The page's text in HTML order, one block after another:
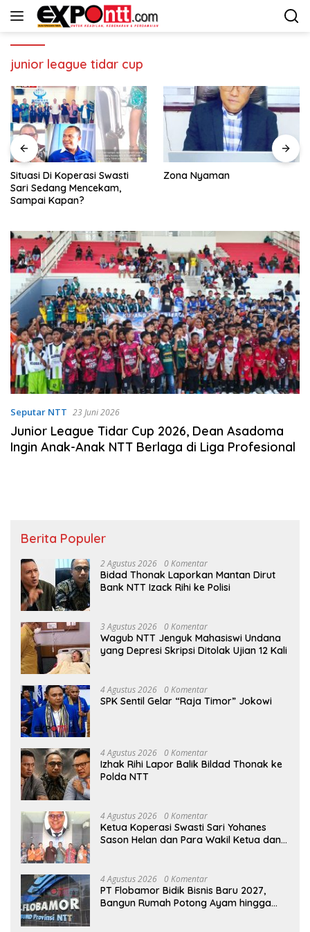
Langsung
junior league tidar cup
Situasi Di Koperasi Swasti
Sari Sedang Mencekam,
Sampai Kapan?
Zona Nyaman
Seputar NTT 23 Juni 2026
Junior League Tidar Cup 2026, Dean Asadoma
Ingin Anak-Anak NTT Berlaga di Liga Profesional
Berita Populer
2 Agustus 2026 0 Komentar
Bidad Thonak Laporkan Mantan Dirut
Bank NTT Izack Rihi ke Polisi
3 Agustus 2026 0 Komentar
Wagub NTT Jenguk Mahasiswi Undana
yang Depresi Skripsi Ditolak Ujian 12 Kali
4 Agustus 2026 0 Komentar
SPK Sentil Gelar “Raja Timor” Jokowi
4 Agustus 2026 0 Komentar
Izhak Rihi Lapor Balik Bildad Thonak ke
Polda NTT
4 Agustus 2026 0 Komentar
Ketua Koperasi Swasti Sari Yohanes
Sason Helan dan Para Wakil Ketua dan
Menyambut Sukacita
4 Agustus 2026 0 Komentar
PT Flobamor Bidik Bisnis Baru 2027,
Bangun Rumah Potong Ayam hingga